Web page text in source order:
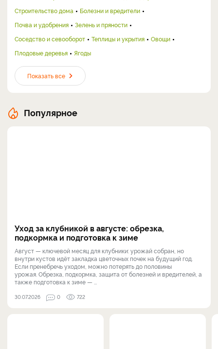
Строительство дома
Болезни и вредители
Почва и удобрения
Зелень и пряности
Соседство и севооборот
Теплицы и укрытия
Овощи
Плодовые деревья
Ягоды
Показать все
Популярное
Уход за клубникой в августе: обрезка,
подкормка и подготовка к зиме
Август — ключевой месяц для клубники: урожай собран, но
внутри кустов идёт закладка цветочных почек на будущий год.
Если пренебречь уходом, можно потерять до половины
урожая. Обрезка, подкормка, защита от болезней и вредителей, а
также подготовка к зиме — ...
30.07.2026 0 722